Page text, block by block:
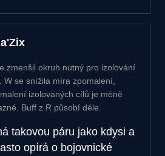
zmenšil okruh nutný pro izolování
W se snížila míra zpomalení,
izolovaných cílů je méně
Buff z R působí déle.
takovou páru jako kdysi a
opírá o bojovnické